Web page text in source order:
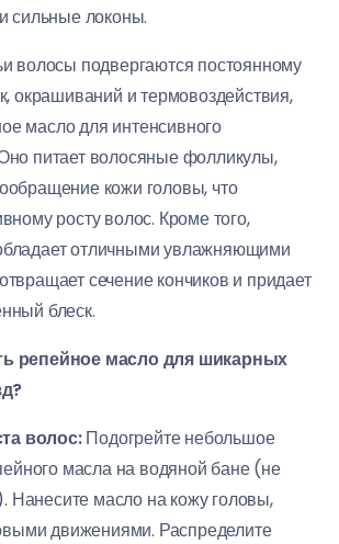
сильные локоны.
волосы подвергаются постоянному
окрашиваний и термовоздействия,
масло для интенсивного
питает волосяные фолликулы,
кожи головы, что
росту волос. Кроме того,
отличными увлажняющими
сечение кончиков и придает
блеск.
репейное масло для шикарных
волос:Подогрейте небольшое
масла на водяной бане (не
Нанесите масло на кожу головы,
движениями. Распределите